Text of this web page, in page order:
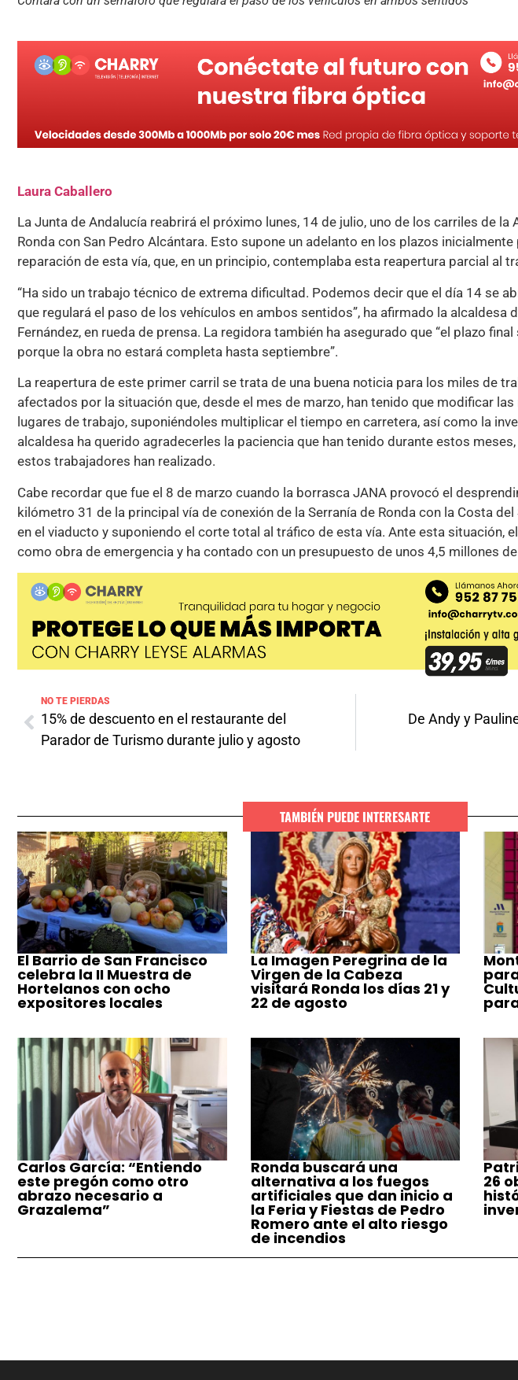
Laura Caballero
La Junta de Andalucía reabrirá el próximo lunes, 14 de julio, uno de los carriles de la
Ronda con San Pedro Alcántara. Esto supone un adelanto en los plazos
reparación de esta vía, que, en un principio, contemplaba esta reapertura parcial al
“Ha sido un trabajo técnico de extrema dificultad. Podemos decir que el día 14 se
que regulará el paso de los vehículos en ambos sentidos”, ha afirmado la alcaldesa
Fernández, en rueda de prensa. La regidora también ha asegurado que “el plazo
porque la obra no estará completa hasta septiembre”.
La reapertura de este primer carril se trata de una buena noticia para los miles de
afectados por la situación que, desde el mes de marzo, han tenido que modificar
lugares de trabajo, suponiéndoles multiplicar el tiempo en carretera, así como la
alcaldesa ha querido agradecerles la paciencia que han tenido durante estos
estos trabajadores han realizado.
Cabe recordar que fue el 8 de marzo cuando la borrasca JANA provocó el
kilómetro 31 de la principal vía de conexión de la Serranía de Ronda con la Costa
en el viaducto y suponiendo el corte total al tráfico de esta vía. Ante esta situación,
como obra de emergencia y ha contado con un presupuesto de unos 4,5 millones
NO TE PIERDAS
15% de descuento en el restaurante del
Parador de Turismo durante julio y agosto
De Andy y
TAMBIÉN PUEDE INTERESARTE
El Barrio de San Francisco
celebra la II Muestra de
Hortelanos con ocho
expositores locales
La Imagen Peregrina de la
Virgen de la Cabeza
visitará Ronda los días 21 y
22 de agosto
Carlos García: “Entiendo
este pregón como otro
abrazo necesario a
Grazalema”
Ronda buscará una
alternativa a los fuegos
artificiales que dan inicio a
la Feria y Fiestas de Pedro
Romero ante el alto riesgo
de incendios
26